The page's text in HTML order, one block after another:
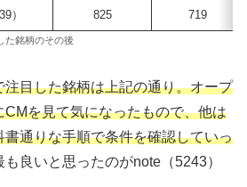
） 825 719
た銘柄のその後
目した銘柄は上記の通り。オープ
を見て気になったもので、他は
通りな手順で条件を確認していっ
良いと思ったのがnote（5243）